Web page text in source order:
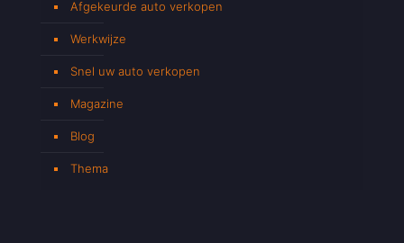
Afgekeurde auto verkopen
Werkwijze
Snel uw auto verkopen
Magazine
Blog
Thema